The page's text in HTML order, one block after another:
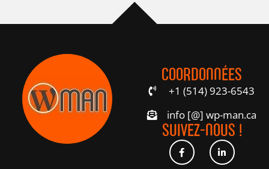
COORDONNÉES
+1 (514) 923-6543
info [@] wp-man.ca
SUIVEZ-NOUS !